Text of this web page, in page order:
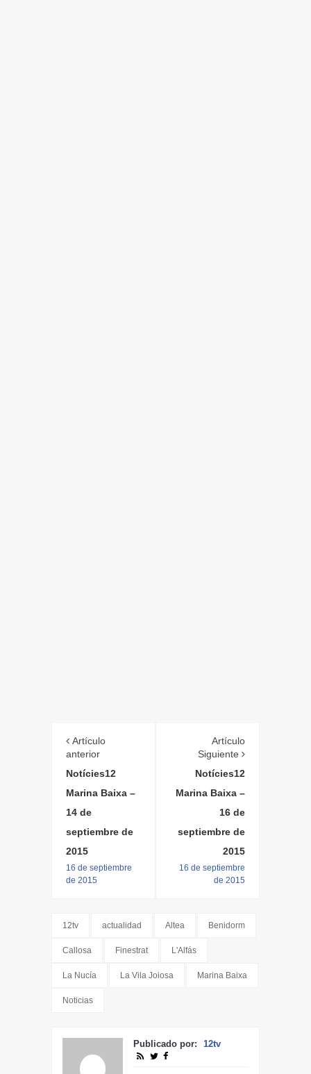
Artículo
anterior
Notícies12
Marina Baixa –
14 de
septiembre de
2015
16 de septiembre
de 2015
Artículo
Siguiente
Notícies12
Marina Baixa –
16 de
septiembre de
2015
16 de septiembre
de 2015
12tv actualidad Altea Benidorm
Callosa Finestrat L'Alfás
La Nucía La Vila Joiosa Marina Baixa
Noticias
Publicado por: 12tv